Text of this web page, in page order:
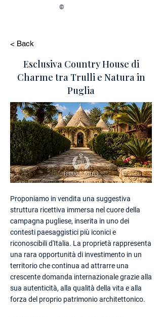
©
< Back
Esclusiva Country House di
Charme tra Trulli e Natura in
Puglia
Proponiamo in vendita una suggestiva
struttura ricettiva immersa nel cuore della
campagna pugliese, inserita in uno dei
contesti paesaggistici più iconici e
riconoscibili d'Italia. La proprietà rappresenta
una rara opportunità di investimento in un
territorio che continua ad attrarre una
crescente domanda internazionale grazie alla
sua autenticità, alla qualità della vita e alla
forza del proprio patrimonio architettonico.